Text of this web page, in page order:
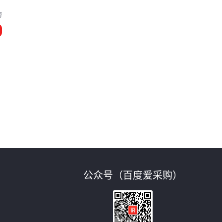
公众号（百度爱采购）